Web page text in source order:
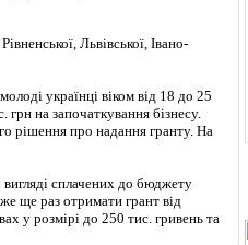
Львівської, Івано-
українці віком від 18 до 25
на започаткування бізнесу.
рішення про надання гранту. На
сплачених до бюджету
ще раз отримати грант від
у розмірі до 250 тис. гривень та